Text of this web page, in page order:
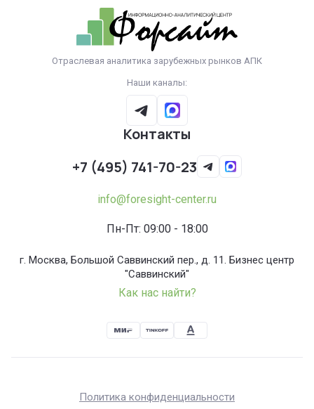
Отраслевая аналитика зарубежных рынков АПК
Наши каналы:
Контакты
+7 (495) 741-70-23
info@foresight-center.ru
Пн-Пт: 09:00 - 18:00
г. Москва, Большой Саввинский пер., д. 11. Бизнес центр
"Саввинский"
Как нас найти?
Политика конфиденциальности